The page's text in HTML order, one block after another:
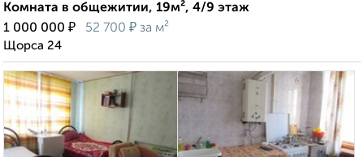
Комната в общежитии, 19м², 4/9 этаж
1 000 000 ₽ 52 700 ₽ за м²
Щорса 24